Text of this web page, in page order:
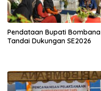
Pendataan Bupati Bombana
Tandai Dukungan SE2026